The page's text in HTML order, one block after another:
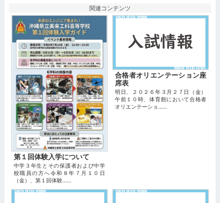
関連コンテンツ
第１回体験入学について
中学３年生とその保護者および中学
校職員の方へ令和８年７月１０日
（金）、第１回体験...…
合格者オリエンテーション座
席表
明日、２０２６年３月２７日（金）
午前１０時、体育館において合格者
オリエンテーショ...…